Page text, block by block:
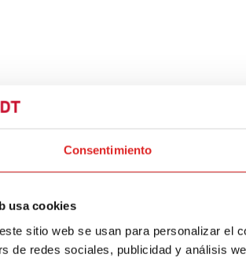
Consentimiento
usa cookies
sitio web se usan para personalizar el
de redes sociales, publicidad y análisis